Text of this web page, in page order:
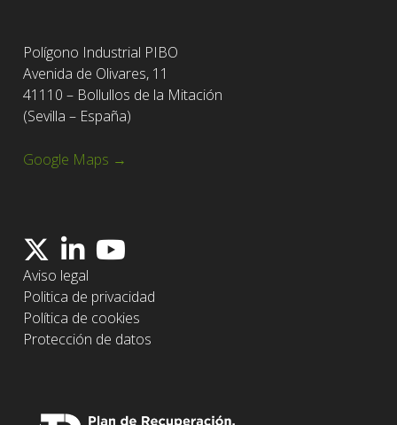
Polígono Industrial PIBO
Avenida de Olivares, 11
41110 – Bollullos de la Mitación
(Sevilla – España)
Google Maps →
Aviso legal
Politica de privacidad
Política de cookies
Protección de datos